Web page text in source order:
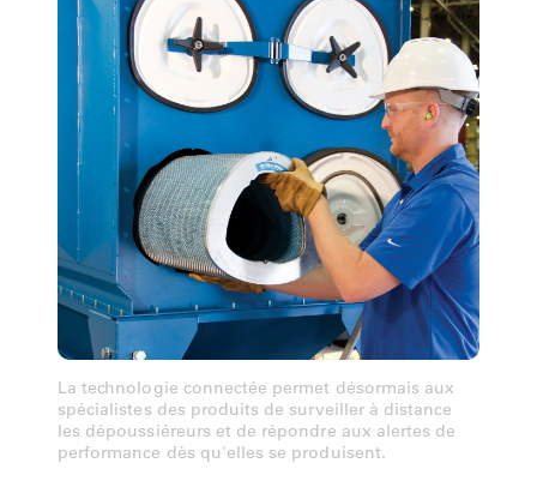
La technologie connectée permet désormais aux
spécialistes des produits de surveiller à distance
les dépoussiéreurs et de répondre aux alertes de
performance dès qu'elles se produisent.